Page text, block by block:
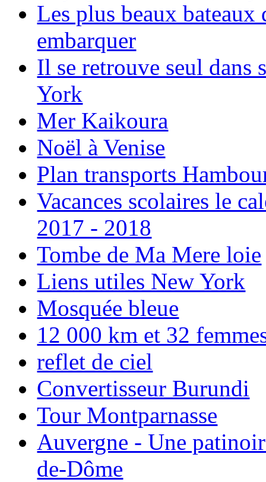
Les plus beaux bateaux
embarquer
Il se retrouve seul dans
York
Mer Kaikoura
Noël à Venise
Plan transports
Vacances scolaires le
2017 - 2018
Tombe de Ma Mere loie
Liens utiles New York
Mosquée bleue
12 000 km et 32
reflet de ciel
Convertisseur Burundi
Tour Montparnasse
Auvergne - Une
de-Dôme